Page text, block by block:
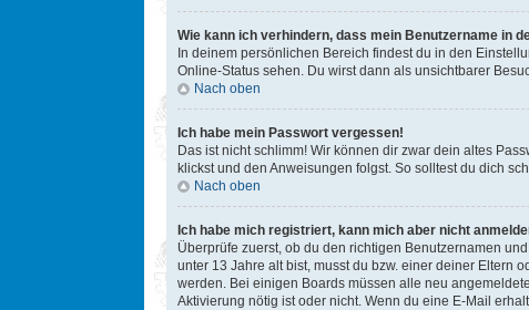
Wie kann ich verhindern, dass mein Benutzername in
In deinem persönlichen Bereich findest du in den
Online-Status sehen. Du wirst dann als unsichtbarer
Nach oben
Ich habe mein Passwort vergessen!
Das ist nicht schlimm! Wir können dir zwar dein altes
klickst und den Anweisungen folgst. So solltest du dich
Nach oben
Ich habe mich registriert, kann mich aber nicht
Überprüfe zuerst, ob du den richtigen Benutzernamen
unter 13 Jahre alt bist, musst du bzw. einer deiner Eltern
werden. Bei einigen Boards müssen alle neu
Aktivierung nötig ist oder nicht. Wenn du eine E-Mail